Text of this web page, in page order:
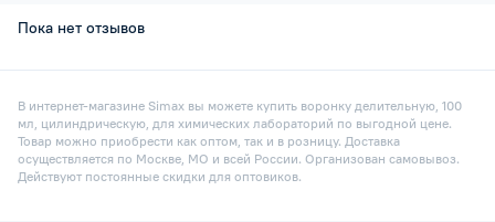
Пока нет отзывов
В интернет-магазине Simax вы можете купить воронку делительную, 100
мл, цилиндрическую, для химических лабораторий по выгодной цене.
Товар можно приобрести как оптом, так и в розницу. Доставка
осуществляется по Москве, МО и всей России. Организован самовывоз.
Действуют постоянные скидки для оптовиков.